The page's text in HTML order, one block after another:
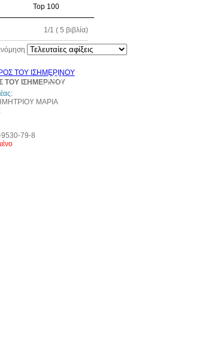
Top 100
1/1 ( 5 βιβλία)
10%
έκπτωση
ΤΟΥ ΙΣΗΜΕΡΙΝΟΥ
ΜΑΡΙΑ
79-8